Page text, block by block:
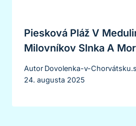
Piesková Pláž V
Milovníkov Slnka A
Autor Dovolenka-v-
24. augusta 2025